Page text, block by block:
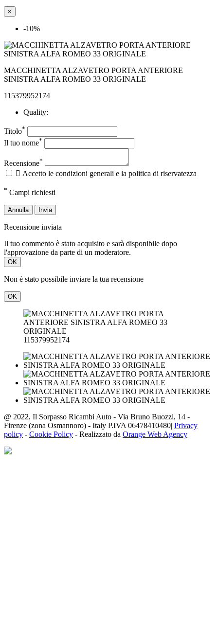
×
-10%
MACCHINETTA ALZAVETRO PORTA ANTERIORE
SINISTRA ALFA ROMEO 33 ORIGINALE
115379952174
Quality:
Titolo*
Il tuo nome*
Recensione*
 Accetto le condizioni generali e la politica di riservatezza
* Campi richiesti
Annulla Invia
Recensione inviata
Il tuo commento è stato acquisito e sarà disponibile dopo
l'approvazione da parte di un moderatore.
OK
Non è stato possibile inviare la tua recensione
OK
115379952174
@ 2022, Il Sorpasso Ricambi Auto - Via Bruno Buozzi, 14 -
Firenze (zona Osmannoro) - Italy P.IVA 06478410480| Privacy
policy - Cookie Policy - Realizzato da Orange Web Agency